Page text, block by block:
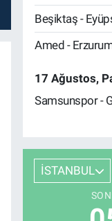
Beşiktaş -
Amed -
17 Ağustos,
Samsunspor -
İSTANBUL